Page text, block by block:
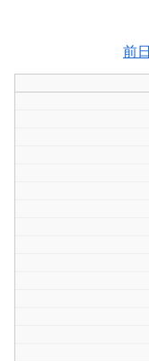
前日